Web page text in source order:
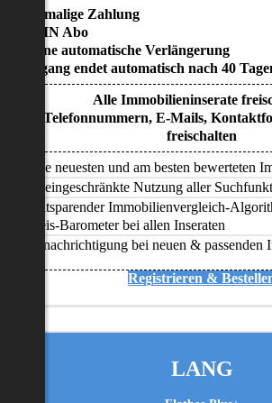
• Einmalige Zahlung
• KEIN Abo
• Keine automatische Verlängerung
• Zugang endet automatisch nach 40
Alle Immobilieninserate
Alle Telefonnummern, E-Mails,
freischalten
Alle neuesten und am besten bewerteten
Uneingeschränkte Nutzung aller
Zeitsparender Immobilienvergleich-
Preis-Barometer bei allen Inseraten
Benachrichtigung bei neuen & passenden
Registrieren &
LANG